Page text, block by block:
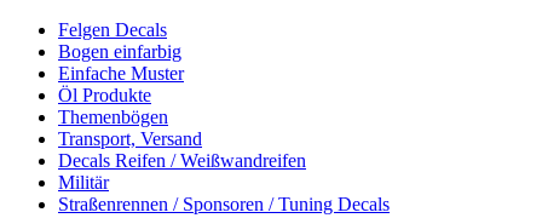
Felgen Decals
Bogen einfarbig
Einfache Muster
Öl Produkte
Themenbögen
Transport, Versand
Decals Reifen / Weißwandreifen
Militär
Straßenrennen / Sponsoren / Tuning Decals